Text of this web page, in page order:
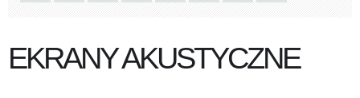
EKRANY AKUSTYCZNE